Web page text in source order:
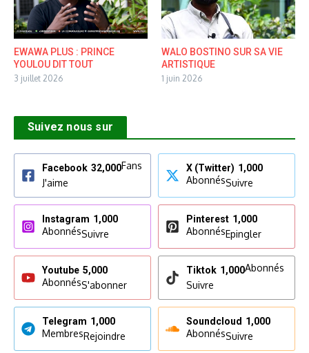
EWAWA PLUS : PRINCE
YOULOU DIT TOUT
3 juillet 2026
WALO BOSTINO SUR SA VIE
ARTISTIQUE
1 juin 2026
Suivez nous sur
Facebook 32,000Fans
J'aime
X (Twitter) 1,000
AbonnésSuivre
Instagram 1,000
AbonnésSuivre
Pinterest 1,000
AbonnésEpingler
Youtube 5,000
AbonnésS'abonner
Tiktok 1,000Abonnés
Suivre
Telegram 1,000
MembresRejoindre
Soundcloud 1,000
AbonnésSuivre